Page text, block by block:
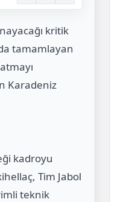
kritik
tamamlayan
Karadeniz
kadroyu
, Tim Jabol
teknik